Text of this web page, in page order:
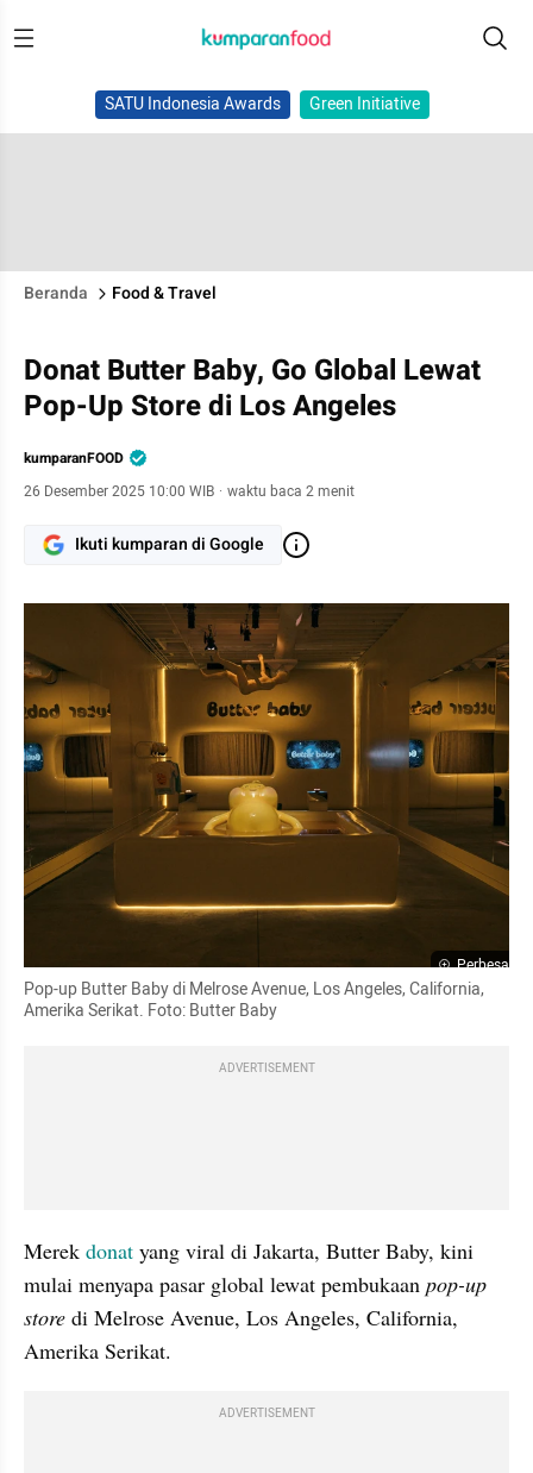
SATU Indonesia Awards Green Initiative
Beranda Food & Travel
Donat Butter Baby, Go Global Lewat
Pop-Up Store di Los Angeles
kumparanFOOD
26 Desember 2025 10:00 WIB · waktu baca 2 menit
Ikuti kumparan di Google
Perbesar
Pop-up Butter Baby di Melrose Avenue, Los Angeles, California,
Amerika Serikat. Foto: Butter Baby
ADVERTISEMENT
Merek donat yang viral di Jakarta, Butter Baby, kini
mulai menyapa pasar global lewat pembukaan pop-up
store di Melrose Avenue, Los Angeles, California,
Amerika Serikat.
ADVERTISEMENT